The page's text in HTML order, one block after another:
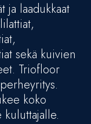
ja laadukkaat
sekä kuivien
Triofloor
koko